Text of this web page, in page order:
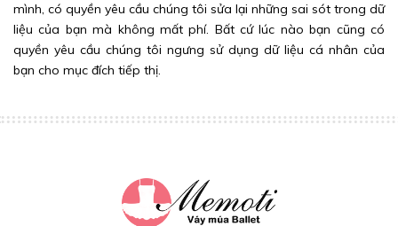
mình, có quyền yêu cầu chúng tôi sửa lại những sai sót trong dữ
liệu của bạn mà không mất phí. Bất cứ lúc nào bạn cũng có
quyền yêu cầu chúng tôi ngưng sử dụng dữ liệu cá nhân của
bạn cho mục đích tiếp thị.